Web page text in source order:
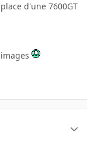
d'une 7600GT